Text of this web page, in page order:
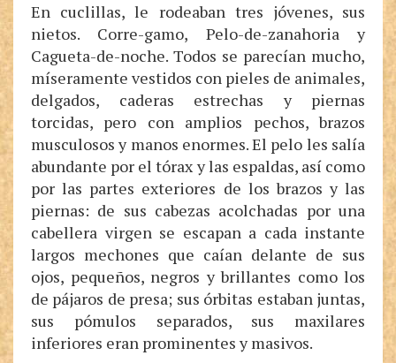
En cuclillas, le rodeaban tres jóvenes, sus
nietos. Corre-gamo, Pelo-de-zanahoria y
Cagueta-de-noche. Todos se parecían mucho,
míseramente vestidos con pieles de animales,
delgados, caderas estrechas y piernas
torcidas, pero con amplios pechos, brazos
musculosos y manos enormes. El pelo les salía
abundante por el tórax y las espaldas, así como
por las partes exteriores de los brazos y las
piernas: de sus cabezas acolchadas por una
cabellera virgen se escapan a cada instante
largos mechones que caían delante de sus
ojos, pequeños, negros y brillantes como los
de pájaros de presa; sus órbitas estaban juntas,
sus pómulos separados, sus maxilares
inferiores eran prominentes y masivos.